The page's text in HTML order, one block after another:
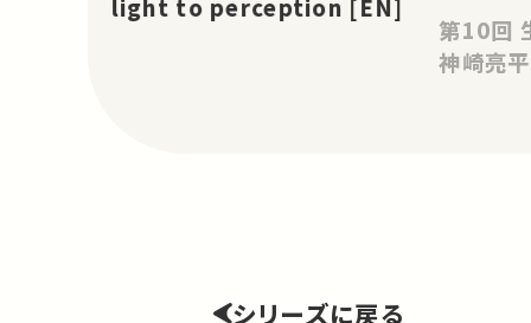
light to perception [EN]
第10回 生命とロボット ゲスト：
神崎亮平
シリーズに戻る